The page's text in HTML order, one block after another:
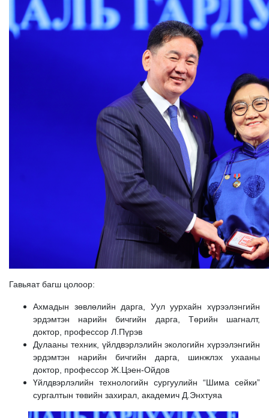
Гавьяат багш цолоор:
Ахмадын зөвлөлийн дарга, Уул уурхайн хүрээлэнгийн
эрдэмтэн нарийн бичгийн дарга, Төрийн шагналт,
доктор, профессор Л.Пүрэв
Дулааны техник, үйлдвэрлэлийн экологийн хүрээлэнгийн
эрдэмтэн нарийн бичгийн дарга, шинжлэх ухааны
доктор, профессор Ж.Цэен-Ойдов
Үйлдвэрлэлийн технологийн сургуулийн “Шима сейки”
сургалтын төвийн захирал, академич Д.Энхтуяа